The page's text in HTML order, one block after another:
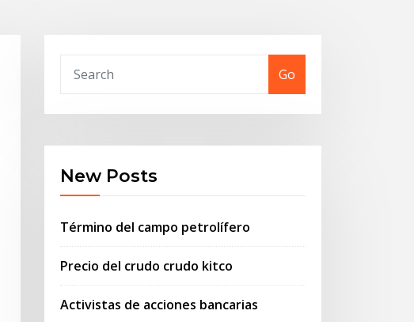
Go
New Posts
Término del campo petrolífero
Precio del crudo crudo kitco
Activistas de acciones bancarias